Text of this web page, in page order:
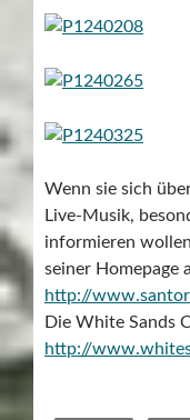
Wenn sie sich
Live-Musik,
informieren
seiner Homepage
http://
Die White Sands
http://